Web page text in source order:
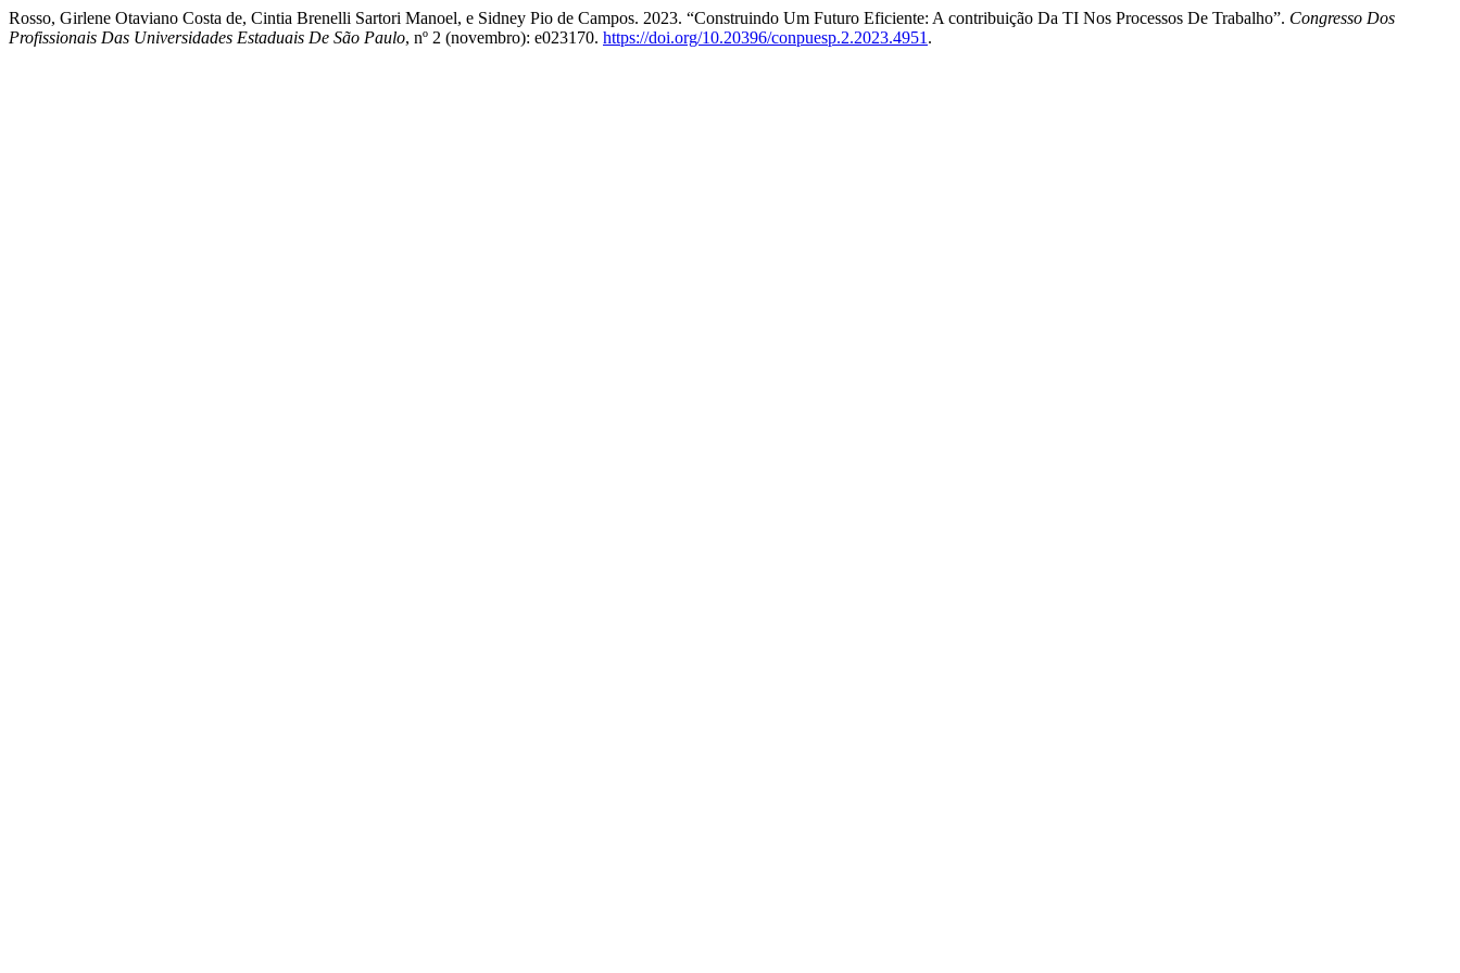
Rosso, Girlene Otaviano Costa de, Cintia Brenelli Sartori Manoel, e Sidney Pio de Campos. 2023. “Construindo Um Futuro Eficiente: A contribuição Da TI Nos Processos De Trabalho”. Congresso Dos
Profissionais Das Universidades Estaduais De São Paulo, nº 2 (novembro): e023170. https://doi.org/10.20396/conpuesp.2.2023.4951 .